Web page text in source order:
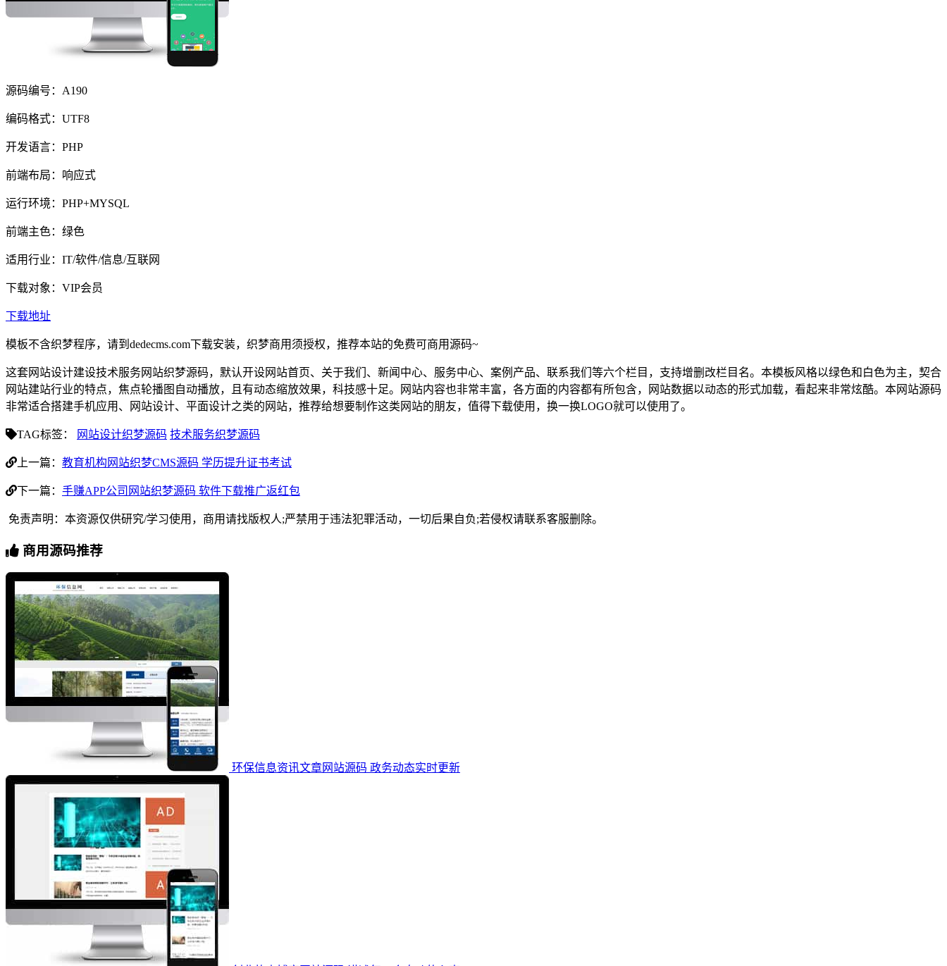
源码编号：A190
编码格式：UTF8
开发语言：PHP
前端布局：响应式
运行环境：PHP+MYSQL
前端主色：绿色
适用行业：IT/软件/信息/互联网
下载对象：VIP会员
下载地址
模板不含织梦程序，请到dedecms.com下载安装，织梦商用须授权，推荐本站的免费可商用源码~
这套网站设计建设技术服务网站织梦源码，默认开设网站首页、关于我们、新闻中心、服务中心、案例产品、联系我们等六个栏目，支持增删改栏目名。本模板风格以绿色和白色为主，契合
网站建站行业的特点，焦点轮播图自动播放，且有动态缩放效果，科技感十足。网站内容也非常丰富，各方面的内容都有所包含，网站数据以动态的形式加载，看起来非常炫酷。本网站源码
非常适合搭建手机应用、网站设计、平面设计之类的网站，推荐给想要制作这类网站的朋友，值得下载使用，换一换LOGO就可以使用了。
TAG标签： 网站设计织梦源码 技术服务织梦源码
上一篇： 教育机构网站织梦CMS源码 学历提升证书考试
下一篇： 手赚APP公司网站织梦源码 软件下载推广返红包
免责声明：本资源仅供研究/学习使用，商用请找版权人;严禁用于违法犯罪活动，一切后果自负;若侵权请联系客服删除。
商用源码推荐
环保信息资讯文章网站源码 政务动态实时更新